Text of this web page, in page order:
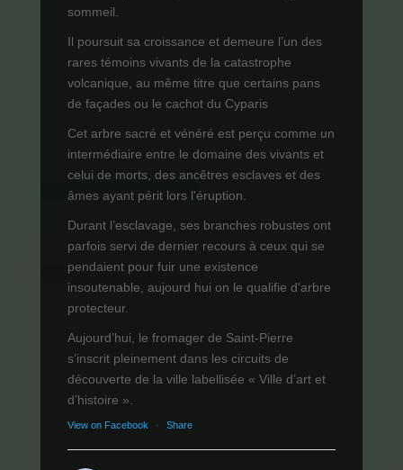
sommeil.
Il poursuit sa croissance et demeure l’un des
rares témoins vivants de la catastrophe
volcanique, au même titre que certains pans
de façades ou le cachot du Cyparis
Cet arbre sacré et vénéré est perçu comme un
intermédiaire entre le domaine des vivants et
celui de morts, des ancêtres esclaves et des
âmes ayant périt lors l'éruption.
Durant l’esclavage, ses branches robustes ont
parfois servi de dernier recours à ceux qui se
pendaient pour fuir une existence
insoutenable, aujourd hui on le qualifie d'arbre
protecteur.
Aujourd’hui, le fromager de Saint-Pierre
s’inscrit pleinement dans les circuits de
découverte de la ville labellisée « Ville d’art et
d’histoire ».
View on Facebook · Share